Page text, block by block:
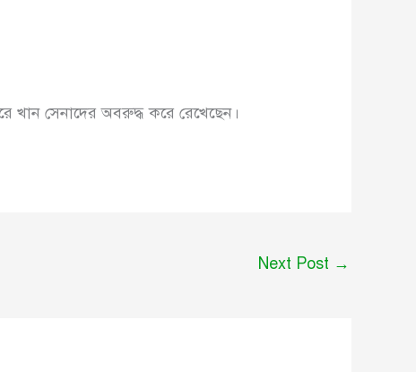
খান সেনাদের অবরুদ্ধ করে রেখেছেন।
Next Post →